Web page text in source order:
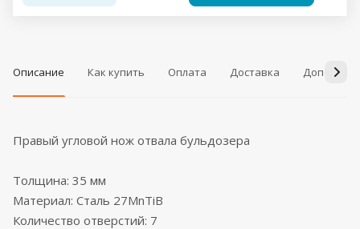
Описание Как купить Оплата Доставка
Правый угловой нож отвала бульдозера
Толщина: 35 мм
Материал: Сталь 27MnTiB
Количество отверстий: 7